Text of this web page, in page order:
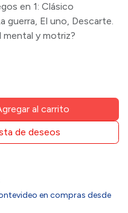
en 1: Clásico
guerra, El uno, Descarte.
mental y motriz?
al carrito
de deseos
en compras desde